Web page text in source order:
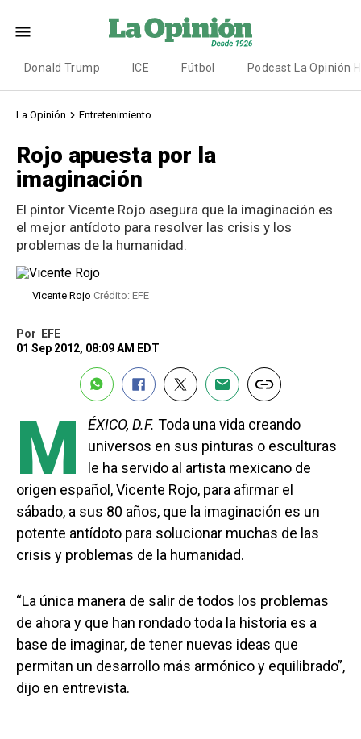
Donald Trump ICE Fútbol Podcast La Opinión
La Opinión Entretenimiento
Rojo apuesta por la
imaginación
El pintor Vicente Rojo asegura que la imaginación es
el mejor antídoto para resolver las crisis y los
problemas de la humanidad.
Vicente Rojo Crédito: EFE
Por
EFE
01 Sep 2012, 08:09 AM EDT
M ÉXICO, D.F. Toda una vida creando
universos en sus pinturas o esculturas
le ha servido al artista mexicano de
origen español, Vicente Rojo, para afirmar el
sábado, a sus 80 años, que la imaginación es un
potente antídoto para solucionar muchas de las
crisis y problemas de la humanidad.
“La única manera de salir de todos los problemas
de ahora y que han rondado toda la historia es a
base de imaginar, de tener nuevas ideas que
permitan un desarrollo más armónico y equilibrado”,
dijo en entrevista.